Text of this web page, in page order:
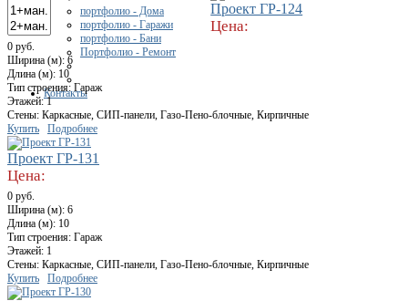
портфолио - Дома
портфолио - Гаражи
портфолио - Бани
Портфолио - Ремонт
Контакты
Проект ГР-124
Цена:
0 руб.
Ширина (м): 6
Длина (м): 10
Тип строения: Гараж
Этажей: 1
Стены: Каркасные, СИП-панели, Газо-Пено-блочные, Кирпичные
Купить
Подробнее
Проект ГР-131
Цена:
0 руб.
Ширина (м): 6
Длина (м): 10
Тип строения: Гараж
Этажей: 1
Стены: Каркасные, СИП-панели, Газо-Пено-блочные, Кирпичные
Купить
Подробнее